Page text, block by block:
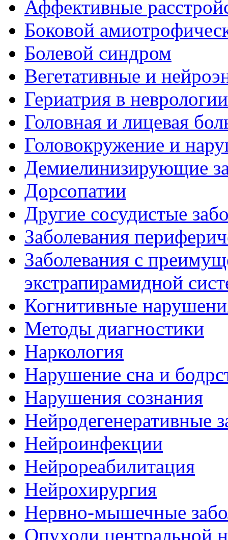
Аффективные
Боковой
Болевой синдром
Вегетативные и
Гериатрия в неврологии
Головная и лицевая
Головокружение и
Демиелинизирующие
Дорсопатии
Другие сосудистые
Заболевания
Заболевания с
экстрапирамидной
Когнитивные
Методы диагностики
Наркология
Нарушение сна и
Нарушения сознания
Нейродегенеративные
Нейроинфекции
Нейрореабилитация
Нейрохирургия
Нервно-мышечные
Опухоли центральной